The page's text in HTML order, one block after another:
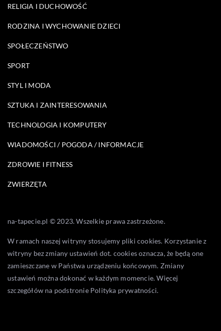
RELIGIA I DUCHOWOŚĆ
RODZINA I WYCHOWANIE DZIECI
SPOŁECZEŃSTWO
SPORT
STYL I MODA
SZTUKA I ZAINTERESOWANIA
TECHNOLOGIA I KOMPUTERY
WIADOMOŚCI / POGODA / INFORMACJE
ZDROWIE I FITNESS
ZWIERZĘTA
na-tapecie.pl © 2023. Wszelkie prawa zastrzeżone.
W ramach naszej witryny stosujemy pliki cookies. Korzystanie z
witryny bez zmiany ustawień dot. cookies oznacza, że będą one
zamieszczane w Państwa urządzeniu końcowym. Zmiany
ustawień można dokonać w każdym momencie. Więcej
szczegółów na podstronie Polityka prywatności.